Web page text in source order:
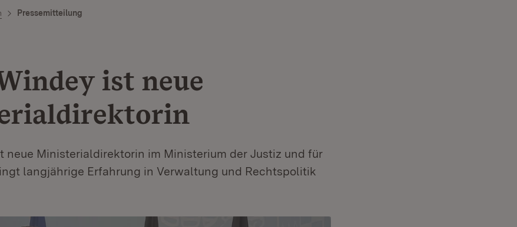
Pressemitteilung
ist neue
neue Ministerialdirektorin im Ministerium der Justiz und für
langjährige Erfahrung in Verwaltung und Rechtspolitik